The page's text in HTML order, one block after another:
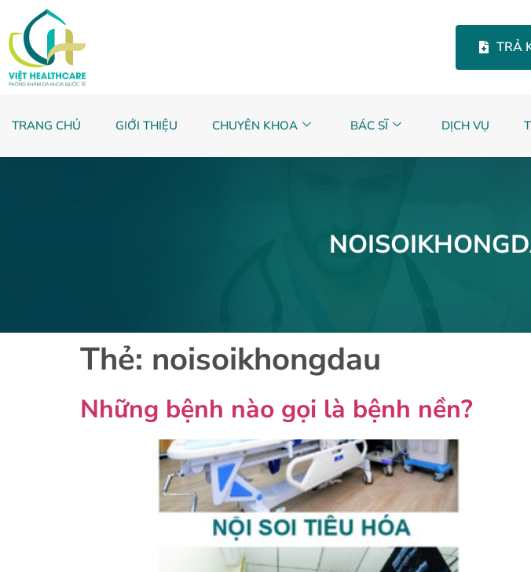
TRẢ
TRANG CHỦ GIỚI THIỆU CHUYÊN KHOA BÁC SĨ DỊCH VỤ
Thẻ: noisoikhongdau
Những bệnh nào gọi là bệnh nền?